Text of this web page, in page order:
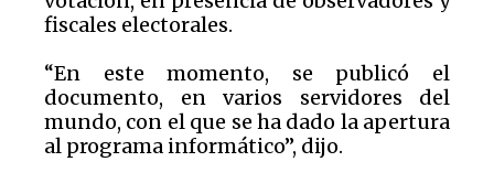
fiscales electorales.
“En este momento, se publicó el
documento, en varios servidores del
mundo, con el que se ha dado la apertura
al programa informático”, dijo.